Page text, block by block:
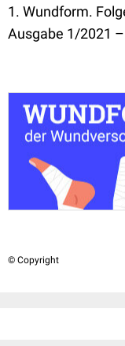
1. Wundform.
Ausgabe 1/2021
© Copyright